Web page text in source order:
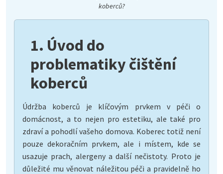
koberců?
1. Úvod do
problematiky čištění
koberců
Údržba koberců je klíčovým prvkem v péči o
domácnost, a to nejen pro estetiku, ale také pro
zdraví a pohodlí vašeho domova. Koberec totiž není
pouze dekoračním prvkem, ale i místem, kde se
usazuje prach, alergeny a další nečistoty. Proto je
důležité mu věnovat náležitou péči a pravidelně ho